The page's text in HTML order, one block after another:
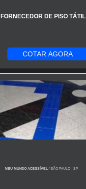
FORNECEDOR DE PISO TÁTIL
COTAR AGORA
MEU MUNDO ACESSÍVEL / SÃO PAULO - SP